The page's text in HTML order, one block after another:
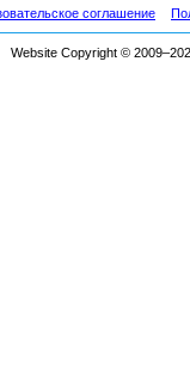
соглашение
Website Copyright ©